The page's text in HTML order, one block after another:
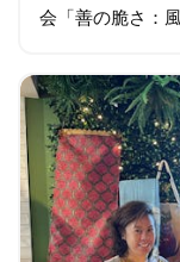
会「善の脆さ：
では…